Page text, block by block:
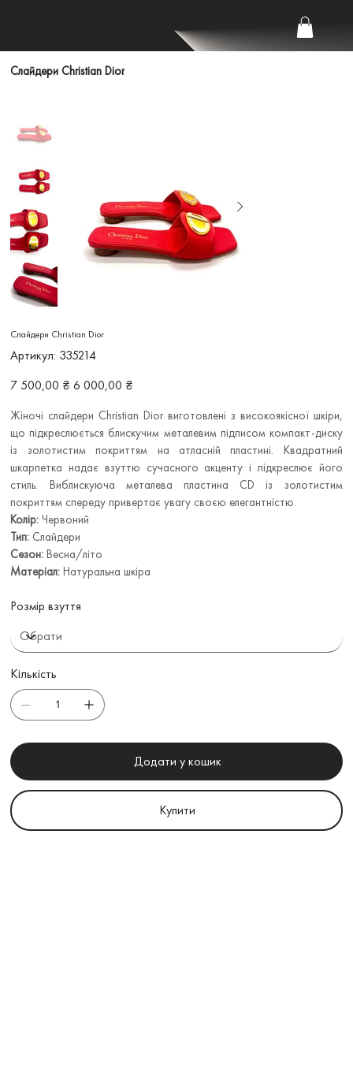
Слайдери Christian Dior
Слайдери Christian Dior
Артикул:
Артикул
335214
335214
Звичайна
ціна
7 500,00 ₴
Ціна
зі
6 000,00 ₴
Жіночі слайдери Christian Dior виготовлені з високоякісної шкіри,
що підкреслюється блискучим металевим підписом компакт-диску
із золотистим покриттям на атласній пластині. Квадратний
шкарпетка надає взуттю сучасного акценту і підкреслює його
стиль. Виблискуюча металева пластина CD із золотистим
покриттям спереду привертає увагу своєю елегантністю.
Колір: Червоний
Тип: Слайдери
Сезон: Весна/літо
Матеріал: Натуральна шкіра
Розмір взуття
Кількість
Додати у кошик
Купити